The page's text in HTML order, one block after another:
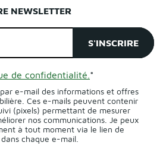
NEWSLETTER
de confidentialité. *
e-mail des informations et offres
Ces e-mails peuvent contenir
(pixels) permettant de mesurer
nos communications. Je peux
à tout moment via le lien de
chaque e-mail.